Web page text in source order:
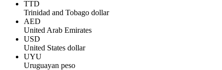
TTD
Trinidad and Tobago dollar
AED
United Arab Emirates
USD
United States dollar
UYU
Uruguayan peso